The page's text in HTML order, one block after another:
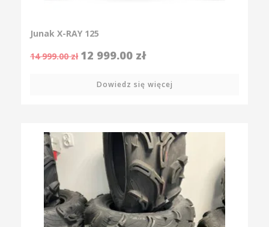
Junak X-RAY 125
14 999.00zł 12 999.00 zł
Dowiedz się więcej